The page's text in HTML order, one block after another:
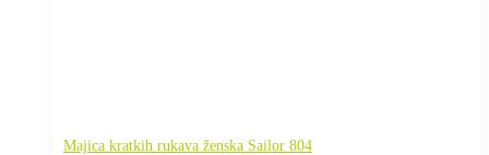
Majica kratkih rukava ženska Sailor 804